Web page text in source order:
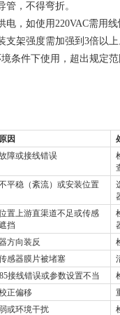
，不得弯折。
电，如使用220VAC需用
支架强度需加强到3倍以
条件下使用，超出规定
因
障或接线错误
平稳（紊流）或安装位置
置上游直渠道不足或传感
挡
方向装反
感器膜片被堵塞
接线错误或参数设置不当
正偏移
或环境干扰